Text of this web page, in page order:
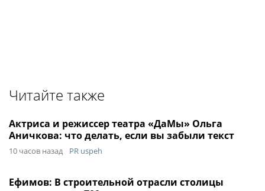
Читайте также
Актриса и режиссер театра «ДаМы» Ольга
Аничкова: что делать, если вы забыли текст
10 часов назад PR uspeh
Ефимов: В строительной отрасли столицы